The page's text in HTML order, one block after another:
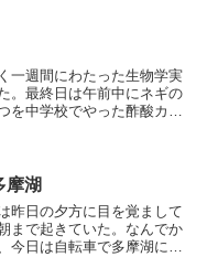
のでそのまま書き続けてい
までは...
一週間にわたった生物学実
。最終日は午前中にネギの
を中学校でやった酢酸カー
・Gl...
摩湖
昨日の夕方に目を覚まして
まで起きていた。なんでか
今日は自転車で多摩湖に行